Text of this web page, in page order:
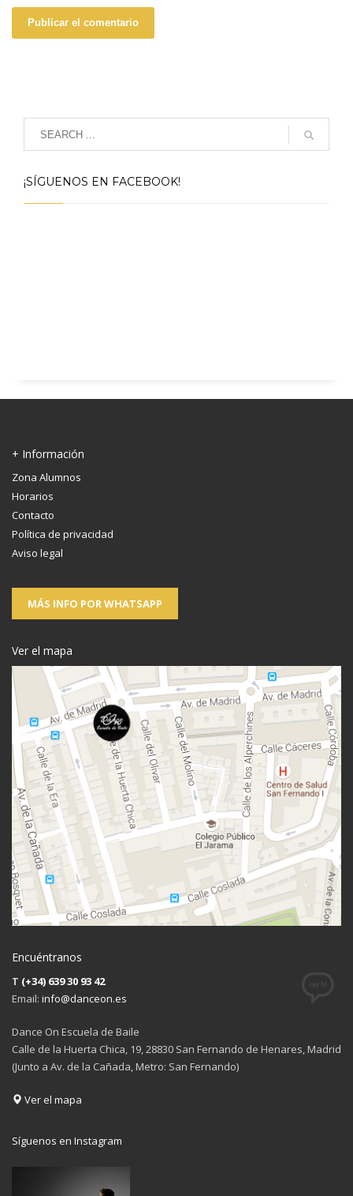
¡SÍGUENOS EN FACEBOOK!
+ Información
Zona Alumnos
Horarios
Contacto
Política de privacidad
Aviso legal
MÁS INFO POR WHATSAPP
Ver el mapa
Encuéntranos
T (+34) 639 30 93 42
Email: info@danceon.es
Dance On Escuela de Baile
Calle de la Huerta Chica, 19, 28830 San Fernando de Henares, Madrid
(Junto a Av. de la Cañada, Metro: San Fernando)
Ver el mapa
Síguenos en Instagram